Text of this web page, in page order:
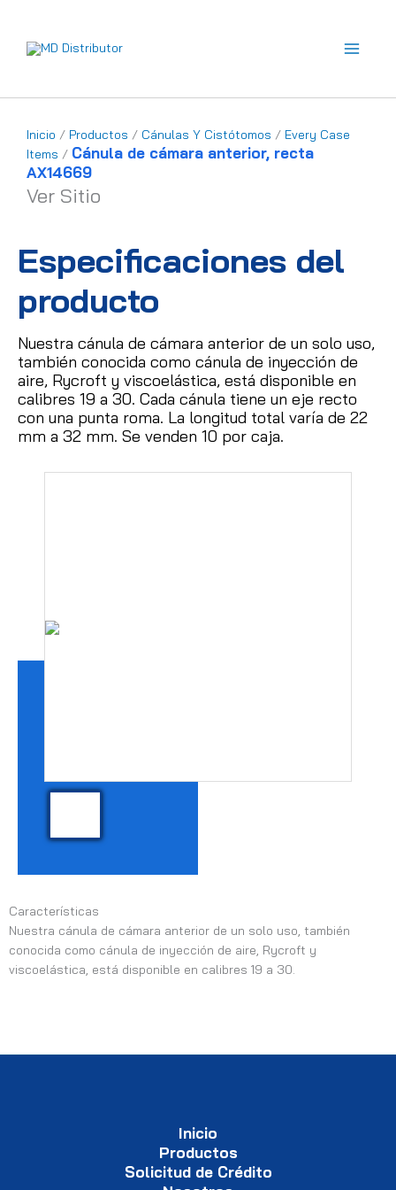
contenido
Inicio / Productos / Cánulas Y Cistótomos / Every Case
Items / Cánula de cámara anterior, recta
AX14669
Ver Sitio
Especificaciones del
producto
Nuestra cánula de cámara anterior de un solo uso,
también conocida como cánula de inyección de
aire, Rycroft y viscoelástica, está disponible en
calibres 19 a 30. Cada cánula tiene un eje recto
con una punta roma. La longitud total varía de 22
mm a 32 mm. Se venden 10 por caja.
Características
Nuestra cánula de cámara anterior de un solo uso, también
conocida como cánula de inyección de aire, Rycroft y
viscoelástica, está disponible en calibres 19 a 30.
Inicio
Productos
Solicitud de Crédito